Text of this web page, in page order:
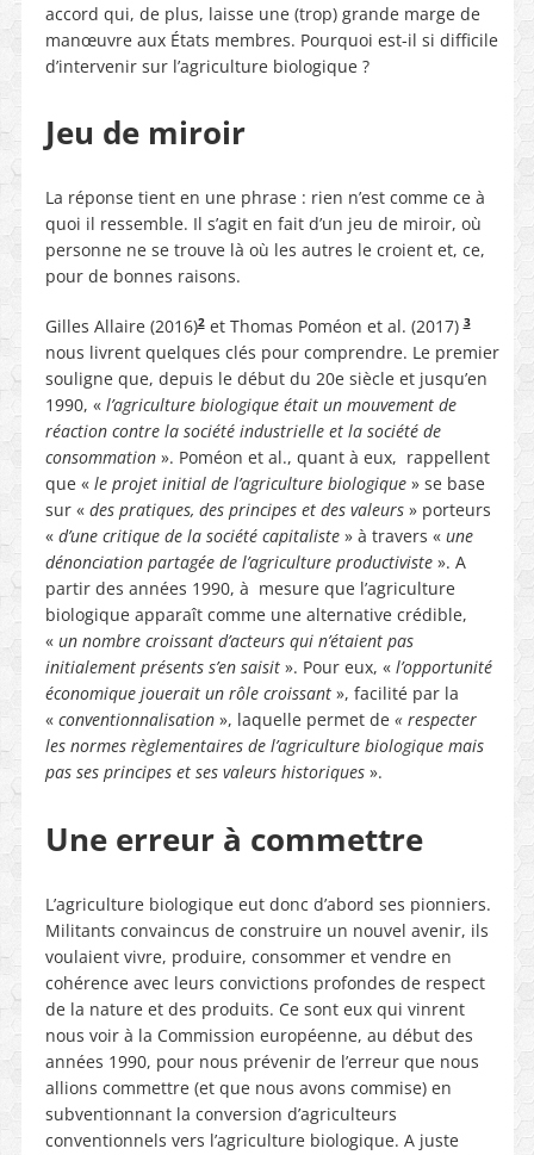
accord qui, de plus, laisse une (trop) grande marge de
manœuvre aux États membres. Pourquoi est-il si difficile
d’intervenir sur l’agriculture biologique ?
Jeu de miroir
La réponse tient en une phrase : rien n’est comme ce à
quoi il ressemble. Il s’agit en fait d’un jeu de miroir, où
personne ne se trouve là où les autres le croient et, ce,
pour de bonnes raisons.
Gilles Allaire (2016)2et Thomas Poméon et al. (2017)3
nous livrent quelques clés pour comprendre. Le premier
souligne que, depuis le début du 20e siècle et jusqu’en
1990, « l’agriculture biologique était un mouvement de
réaction contre la société industrielle et la société de
consommation ». Poméon et al., quant à eux, rappellent
que « le projet initial de l’agriculture biologique» se base
sur « des pratiques, des principes et des valeurs» porteurs
« d’une critique de la société capitaliste» à travers « une
dénonciation partagée de l’agriculture productiviste». A
partir des années 1990, à mesure que l’agriculture
biologique apparaît comme une alternative crédible,
« un nombre croissant d’acteurs qui n’étaient pas
initialement présents s’en saisit ». Pour eux, « l’opportunité
économique jouerait un rôle croissant», facilité par la
« conventionnalisation», laquelle permet de « respecter
les normes règlementaires de l’agriculture biologique mais
pas ses principes et ses valeurs historiques».
Une erreur à commettre
L’agriculture biologique eut donc d’abord ses pionniers.
Militants convaincus de construire un nouvel avenir, ils
voulaient vivre, produire, consommer et vendre en
cohérence avec leurs convictions profondes de respect
de la nature et des produits. Ce sont eux qui vinrent
nous voir à la Commission européenne, au début des
années 1990, pour nous prévenir de l’erreur que nous
allions commettre (et que nous avons commise) en
subventionnant la conversion d’agriculteurs
conventionnels vers l’agriculture biologique. A juste